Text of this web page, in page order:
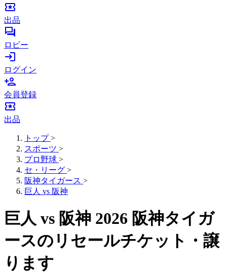
local_activity
出品
forum
ロビー
login
ログイン
person_add
会員登録
local_activity
出品
トップ >
スポーツ >
プロ野球 >
セ・リーグ >
阪神タイガース >
巨人 vs 阪神
巨人 vs 阪神 2026 阪神タイガ
ースのリセールチケット・譲
ります